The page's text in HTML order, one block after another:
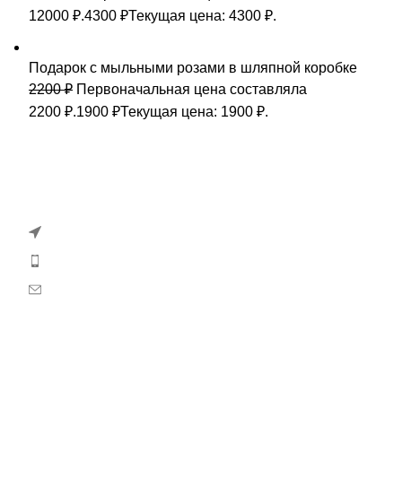
12000 ₽.4300 ₽Текущая цена: 4300 ₽.
Подарок с мыльными розами в шляпной коробке
2200₽ Первоначальная цена составляла
2200 ₽.1900 ₽Текущая цена: 1900 ₽.